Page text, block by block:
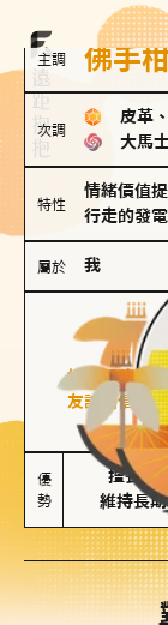
主調 佛手
次調
皮革
大馬
特性
情緒價值
行走的發
屬於 我
好友型的人
友誼和信任
優
勢
擅長聆
維持長